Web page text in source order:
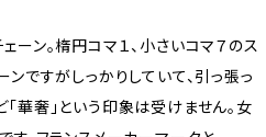
ーン。楕円コマ１、小さいコマ７のス
ンですがしっかりしていて、引っ張っ
華奢」という印象は受けません。女